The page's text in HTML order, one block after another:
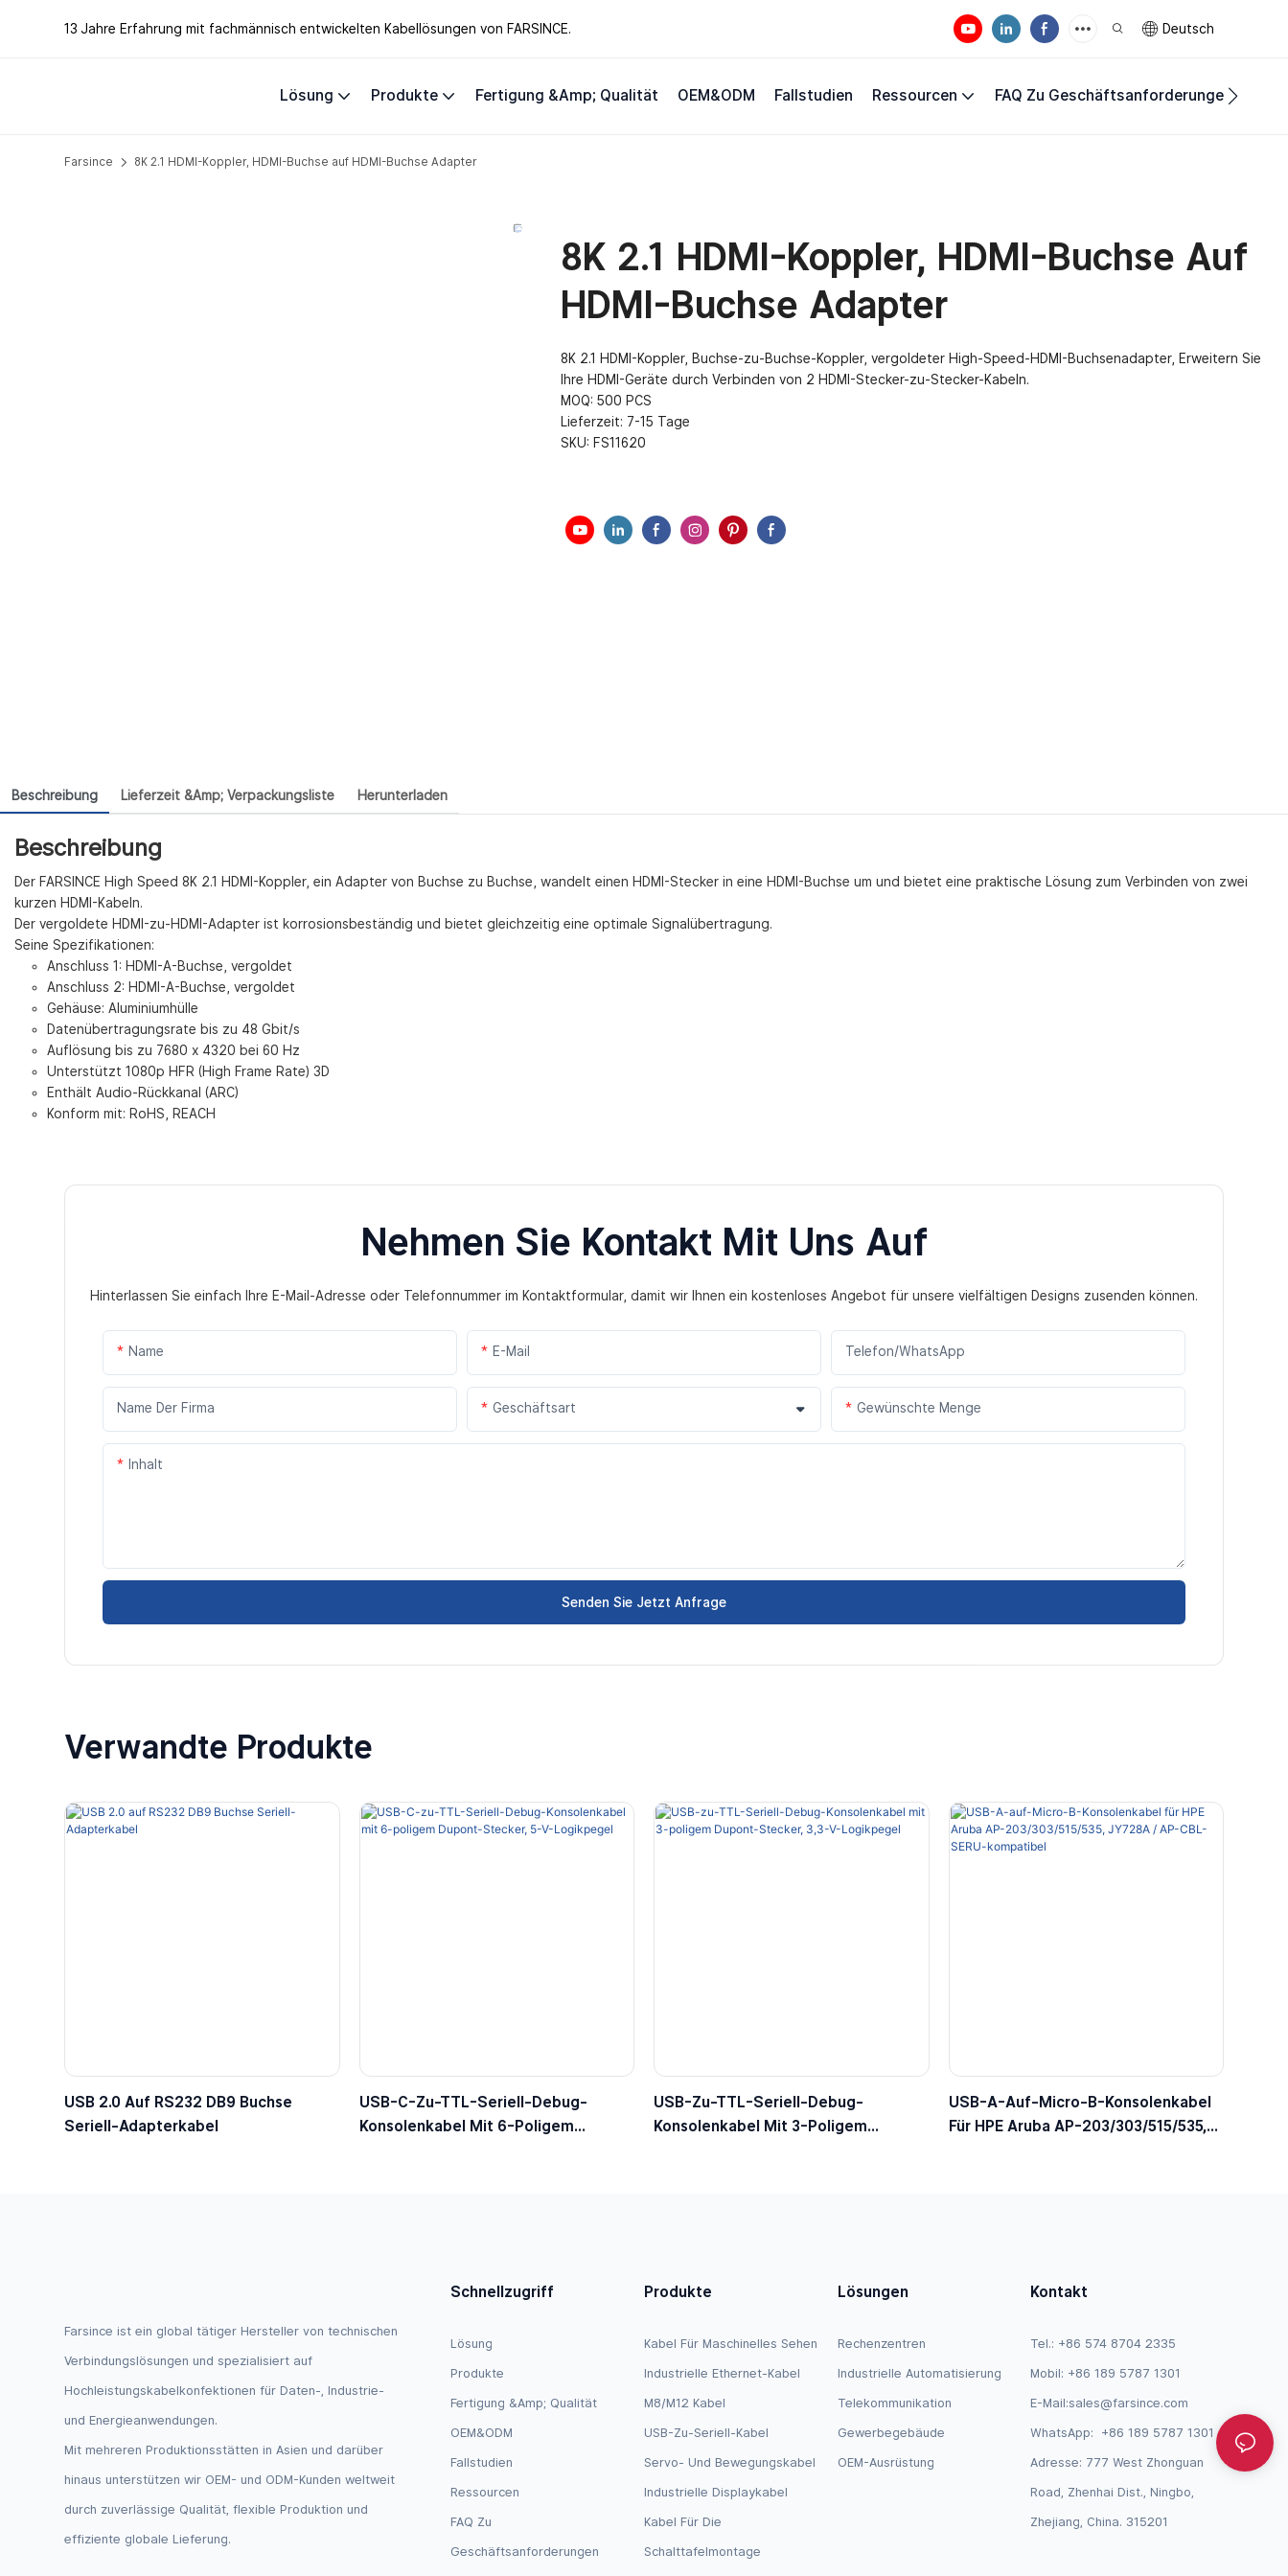
13 Jahre Erfahrung mit fachmännisch entwickelten Kabellösungen von FARSINCE. Deutsch
Lösung Produkte Fertigung &amp; Qualität OEM&ODM Fallstudien Ressourcen FAQ Zu Geschäftsanforderungen
Farsince 8K 2.1 HDMI-Koppler, HDMI-Buchse auf HDMI-Buchse Adapter
8K 2.1 HDMI-Koppler, HDMI-Buchse Auf
HDMI-Buchse Adapter
8K 2.1 HDMI-Koppler, Buchse-zu-Buchse-Koppler, vergoldeter High-Speed-HDMI-Buchsenadapter, Erweitern Sie
Ihre HDMI-Geräte durch Verbinden von 2 HDMI-Stecker-zu-Stecker-Kabeln.
MOQ: 500 PCS
Lieferzeit: 7-15 Tage
SKU: FS11620
Beschreibung Lieferzeit &amp; Verpackungsliste Herunterladen
Beschreibung
Der FARSINCE High Speed ​​8K 2.1 HDMI-Koppler, ein Adapter von Buchse zu Buchse, wandelt einen HDMI-Stecker in eine HDMI-Buchse um und bietet eine praktische Lösung zum Verbinden von zwei
kurzen HDMI-Kabeln.
Der vergoldete HDMI-zu-HDMI-Adapter ist korrosionsbeständig und bietet gleichzeitig eine optimale Signalübertragung.
Seine Spezifikationen:
Anschluss 1: HDMI-A-Buchse, vergoldet
Anschluss 2: HDMI-A-Buchse, vergoldet
Gehäuse: Aluminiumhülle
Datenübertragungsrate bis zu 48 Gbit/s
Auflösung bis zu 7680 x 4320 bei 60 Hz
Unterstützt 1080p HFR (High Frame Rate) 3D
Enthält Audio-Rückkanal (ARC)
Konform mit: RoHS, REACH
Nehmen Sie Kontakt Mit Uns Auf
Hinterlassen Sie einfach Ihre E-Mail-Adresse oder Telefonnummer im Kontaktformular, damit wir Ihnen ein kostenloses Angebot für unsere vielfältigen Designs zusenden können.
Name E-Mail Telefon/WhatsApp
Name Der Firma Geschäftsart Gewünschte Menge
Inhalt
Senden Sie Jetzt Anfrage
Verwandte Produkte
USB 2.0 Auf RS232 DB9 Buchse
Seriell-Adapterkabel
USB-C-Zu-TTL-Seriell-Debug-
Konsolenkabel Mit 6-Poligem
USB-Zu-TTL-Seriell-Debug-
Konsolenkabel Mit 3-Poligem
USB-A-Auf-Micro-B-Konsolenkabel
Für HPE Aruba AP-203/303/515/535,
Farsince ist ein global tätiger Hersteller von technischen
Verbindungslösungen und spezialisiert auf
Hochleistungskabelkonfektionen für Daten-, Industrie-
und Energieanwendungen.
Mit mehreren Produktionsstätten in Asien und darüber
hinaus unterstützen wir OEM- und ODM-Kunden weltweit
durch zuverlässige Qualität, flexible Produktion und
effiziente globale Lieferung.
Schnellzugriff
Lösung
Produkte
Fertigung &amp; Qualität
OEM&ODM
Fallstudien
Ressourcen
FAQ Zu
Geschäftsanforderungen
Produkte
Kabel Für Maschinelles Sehen
Industrielle Ethernet-Kabel
M8/M12 Kabel
USB-Zu-Seriell-Kabel
Servo- Und Bewegungskabel
Industrielle Displaykabel
Kabel Für Die
Schalttafelmontage
Lösungen
Rechenzentren
Industrielle Automatisierung
Telekommunikation
Gewerbegebäude
OEM-Ausrüstung
Kontakt
Tel.: +86 574 8704 2335
Mobil: +86 189 5787 1301
E-Mail:sales@farsince.com
WhatsApp: +86 189 5787 1301
Adresse: 777 West Zhonguan
Road, Zhenhai Dist., Ningbo,
Zhejiang, China. 315201